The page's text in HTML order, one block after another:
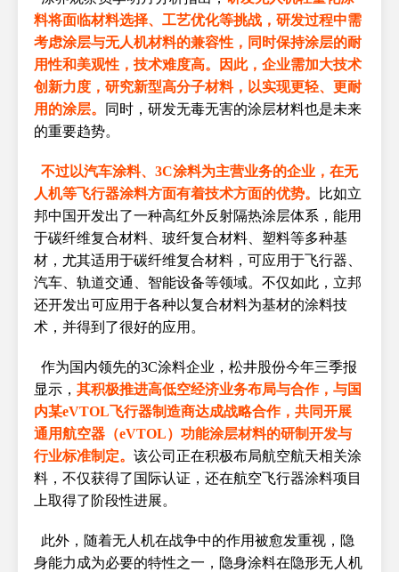
料将面临材料选择、工艺优化等挑战，研发过程中需
考虑涂层与无人机材料的兼容性，同时保持涂层的耐
用性和美观性，技术难度高。因此，企业需加大技术
创新力度，研究新型高分子材料，以实现更轻、更耐
用的涂层。
同时，研发无毒无害的涂层材料也是未来
的重要趋势。
不过以汽车涂料、3C涂料为主营业务的企业，在无
人机等飞行器涂料方面有着技术方面的优势。
比如立
邦中国开发出了一种高红外反射隔热涂层体系，能用
于碳纤维复合材料、玻纤复合材料、塑料等多种基
材，尤其适用于碳纤维复合材料，可应用于飞行器、
汽车、轨道交通、智能设备等领域。不仅如此，立邦
还开发出可应用于各种以复合材料为基材的涂料技
术，并得到了很好的应用。
作为国内领先的3C涂料企业，松井股份今年三季报
显示， 其积极推进高低空经济业务布局与合作，与国
内某eVTOL飞行器制造商达成战略合作，共同开展
通用航空器（eVTOL）功能涂层材料的研制开发与
行业标准制定。 该公司正在积极布局航空航天相关涂
料，不仅获得了国际认证，还在航空飞行器涂料项目
上取得了阶段性进展。
此外，随着无人机在战争中的作用被愈发重视，隐
身能力成为必要的特性之一，隐身涂料在隐形无人机